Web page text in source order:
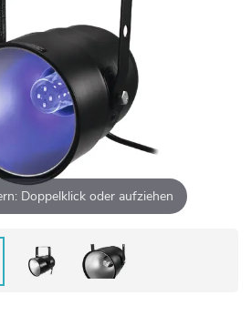
Doppelklick oder aufziehen